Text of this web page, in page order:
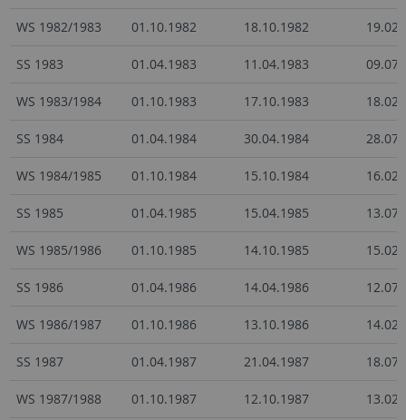
WS 1982/1983 01.10.1982 18.10.1982
SS 1983 01.04.1983 11.04.1983
WS 1983/1984 01.10.1983 17.10.1983
SS 1984 01.04.1984 30.04.1984
WS 1984/1985 01.10.1984 15.10.1984
SS 1985 01.04.1985 15.04.1985
WS 1985/1986 01.10.1985 14.10.1985
SS 1986 01.04.1986 14.04.1986
WS 1986/1987 01.10.1986 13.10.1986
SS 1987 01.04.1987 21.04.1987
WS 1987/1988 01.10.1987 12.10.1987